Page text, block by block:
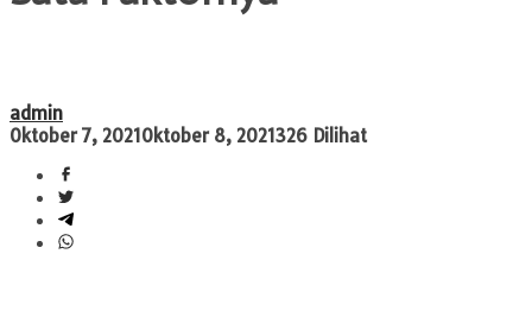
admin
Oktober 7, 2021Oktober 8, 2021326 Dilihat